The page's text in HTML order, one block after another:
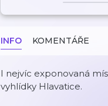
INFO KOMENTÁŘE
I nejvíc exponovaná
vyhlídky Hlavatice.